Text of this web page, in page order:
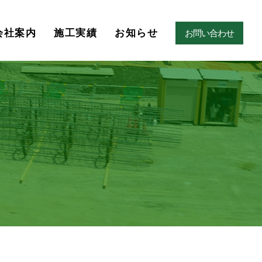
社案内 施工実績 お知らせ お問い合わせ